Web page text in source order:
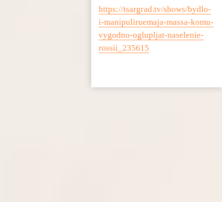
https://tsargrad.tv/shows/bydlo-
i-manipuliruemaja-massa-komu-
vygodno-oglupljat-naselenie-
rossii_235615